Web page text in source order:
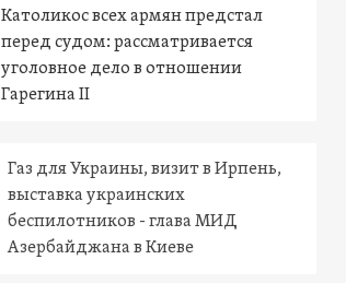
Католикос всех армян предстал
перед судом: рассматривается
уголовное дело в отношении
Гарегина II
Газ для Украины, визит в Ирпень,
выставка украинских
беспилотников - глава МИД
Азербайджана в Киеве